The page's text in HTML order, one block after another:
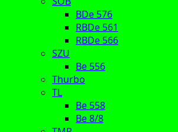
BDe 576
RBDe 561
RBDe 566
SZU
Be 556
Thurbo
TL
Be 558
Be 8/8